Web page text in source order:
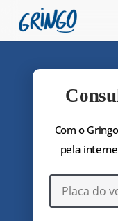
Pular
para
conteúdo
Com o
pela